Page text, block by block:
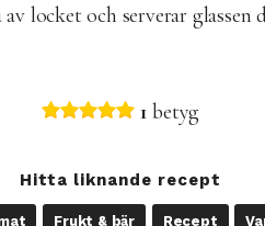
locket och serverar glassen
1 betyg
Hitta liknande recept
Frukt & bär Recept